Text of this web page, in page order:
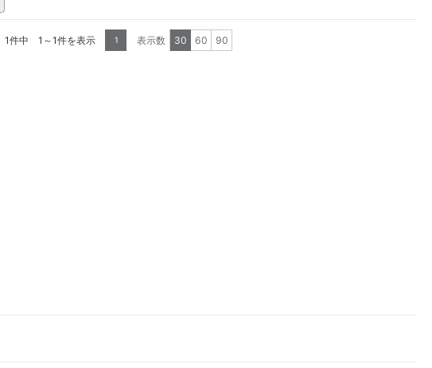
1件中 1～1件を表示 1 表示数 30 60 90